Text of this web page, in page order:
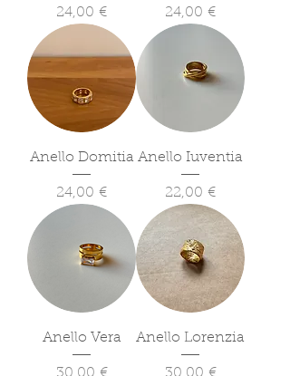
Prezzo
24,00 € Prezzo
24,00 €
Anello Domitia
Prezzo
24,00 €
Anello Iuventia
Prezzo
22,00 €
Anello Vera
Prezzo
Anello Lorenzia
Prezzo